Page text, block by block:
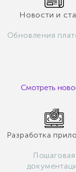
Новости и
Обновления
Смотреть
Разработка
Пошаговая